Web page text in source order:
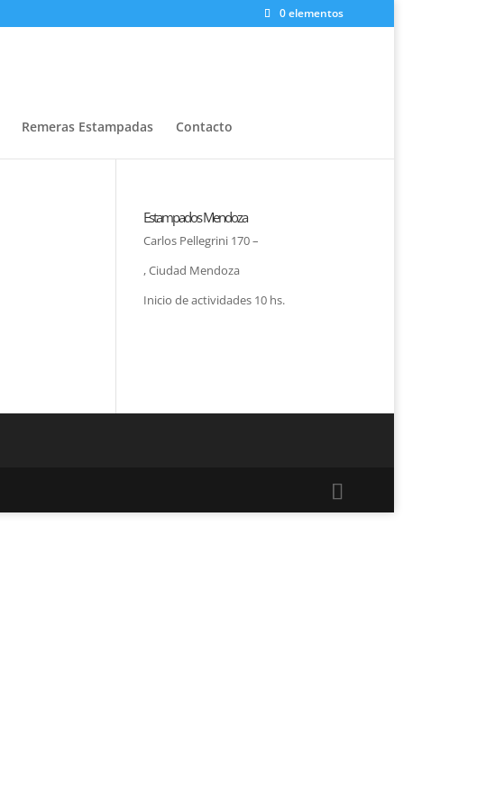
0 elementos
Remeras Estampadas Contacto
Estampados Mendoza
Carlos Pellegrini 170 –
, Ciudad Mendoza
Inicio de actividades 10 hs.